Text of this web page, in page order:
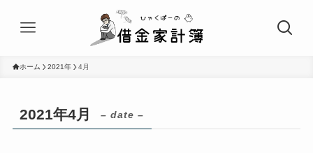
ホーム 2021年 4月
2021年4月 – date –